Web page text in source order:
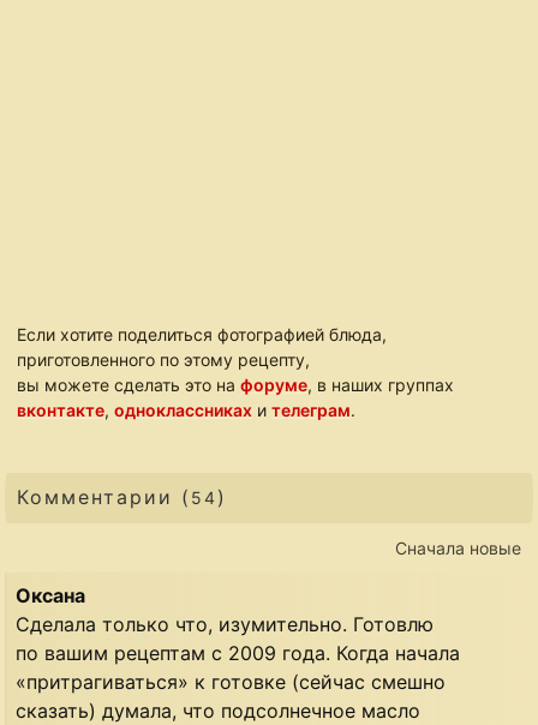
Если хотите поделиться фотографией блюда,
приготовленного по этому рецепту,
вы можете сделать это нафоруме, в наших группах
вконтакте,одноклассниках ителеграм.
Комментарии ( 54)
Сначала новые
Оксана
Сделала только что, изумительно. Готовлю
по вашим рецептам с 2009 года. Когда начала
«притрагиваться» к готовке (сейчас смешно
сказать) думала, что подсолнечное масло